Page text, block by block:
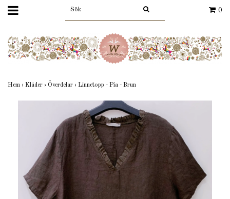
0
Hem › Kläder › Överdelar › Linnetopp - Pia - Brun